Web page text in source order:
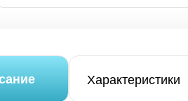
Характеристики